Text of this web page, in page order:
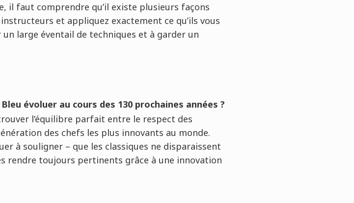
il faut comprendre qu’il existe plusieurs façons
et appliquez exactement ce qu’ils vous
large éventail de techniques et à garder un
évoluer au cours des 130 prochaines années ?
l’équilibre parfait entre le respect des
des chefs les plus innovants au monde.
à souligner – que les classiques ne disparaissent
rendre toujours pertinents grâce à une innovation